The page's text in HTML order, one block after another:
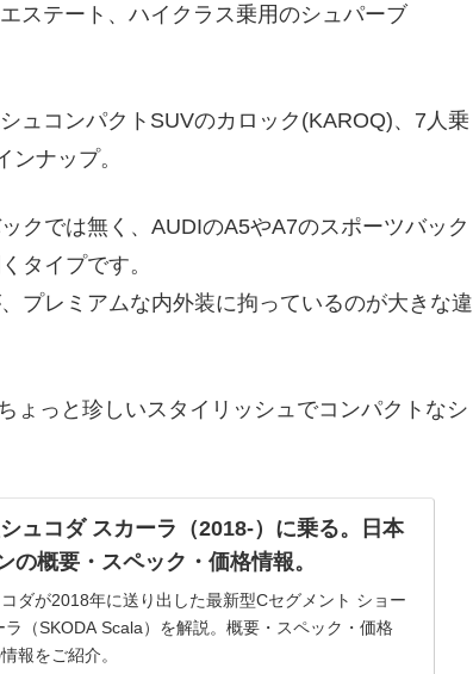
ステート、ハイクラス乗用のシュパーブ
ュコンパクトSUVのカロック(KAROQ)、7人乗
ナップ。
クでは無く、AUDIのA5やA7のスポーツバック
タイプです。
プレミアムな内外装に拘っているのが大きな違
ょっと珍しいスタイリッシュでコンパクトなシ
ュコダ スカーラ（2018-）に乗る。日本
の概要・スペック・価格情報。
ダが2018年に送り出した最新型Cセグメント ショー
ラ（SKODA Scala）を解説。概要・スペック・価格
報をご紹介。